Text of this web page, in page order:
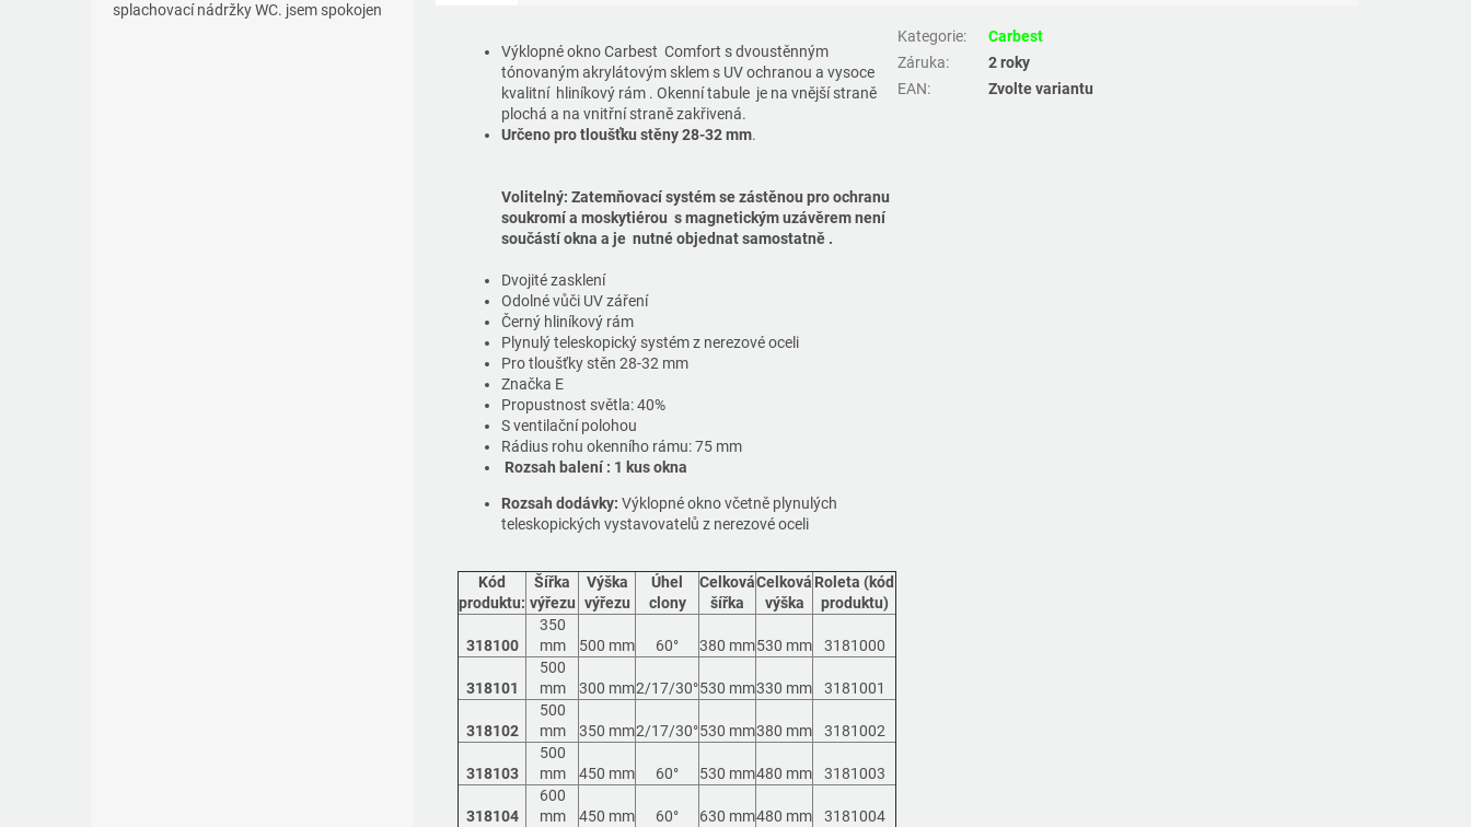
splachovací nádržky WC. jsem spokojen
Výklopné okno Carbest Comfort s dvoustěnným
tónovaným akrylátovým sklem s UV ochranou a vysoce
kvalitní hliníkový rám . Okenní tabule je na vnější straně
plochá a na vnitřní straně zakřivená.
Určeno pro tloušťku stěny 28-32 mm.
Volitelný: Zatemňovací systém se zástěnou pro ochranu
soukromí a moskytiérou s magnetickým uzávěrem není
součástí okna a je nutné objednat samostatně .
Dvojité zasklení
Odolné vůči UV záření
Černý hliníkový rám
Plynulý teleskopický systém z nerezové oceli
Pro tloušťky stěn 28-32 mm
Značka E
Propustnost světla: 40%
S ventilační polohou
Rádius rohu okenního rámu: 75 mm
Rozsah balení : 1 kus okna
Rozsah dodávky: Výklopné okno včetně plynulých
teleskopických vystavovatelů z nerezové oceli
Kód
produktu:
Šířka
výřezu
Výška
výřezu
Úhel
clony
Celková
šířka
Celková
výška
Roleta (kód
produktu)
318100
350
mm
500 mm 60° 380 mm530 mm 3181000
318101
500
mm
300 mm2/17/30°530 mm330 mm 3181001
318102
500
mm
350 mm2/17/30°530 mm380 mm 3181002
318103
500
mm
450 mm 60° 530 mm480 mm 3181003
318104
600
mm
450 mm 60° 630 mm480 mm 3181004
Kategorie:
Carbest
Záruka:
2 roky
EAN: Zvolte variantu